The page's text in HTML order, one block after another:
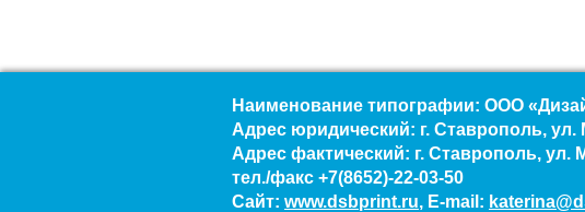
Наименование типографии: ООО
Адрес юридический: г. Ставрополь,
Адрес фактический: г. Ставрополь,
тел./факс +7(8652)-22-03-50
Сайт: www.dsbprint.ru, E-mail: